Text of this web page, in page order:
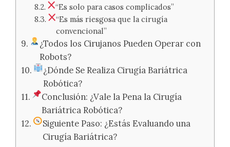
“Es solo para casos complicados”
“Es más riesgosa que la cirugía
convencional”
¿Todos los Cirujanos Pueden Operar con
Robots?
¿Dónde Se Realiza Cirugía Bariátrica
Robótica?
Conclusión: ¿Vale la Pena la Cirugía
Bariátrica Robótica?
Siguiente Paso: ¿Estás Evaluando una
Cirugía Bariátrica?